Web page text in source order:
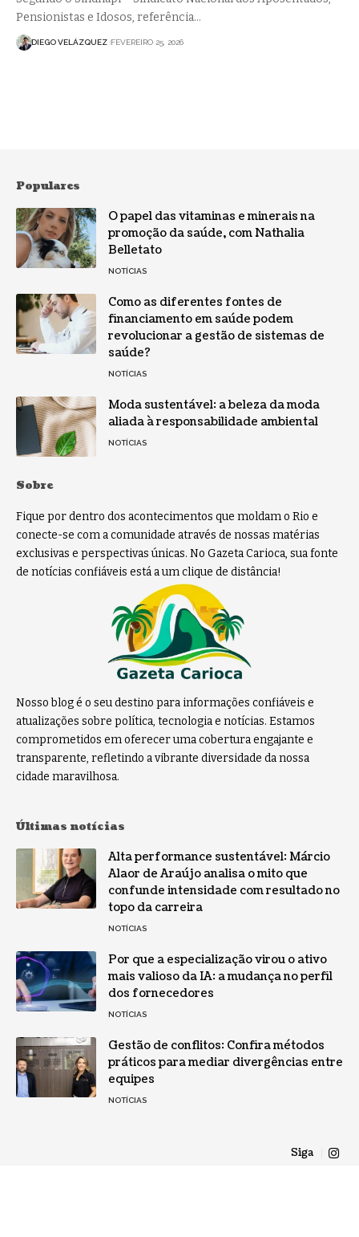
Pensionistas e Idosos, referência…
DIEGO VELÁZQUEZ FEVEREIRO 25, 2026
Populares
O papel das vitaminas e minerais na
promoção da saúde, com Nathalia
Belletato
NOTÍCIAS
Como as diferentes fontes de
financiamento em saúde podem
revolucionar a gestão de sistemas de
saúde?
NOTÍCIAS
Moda sustentável: a beleza da moda
aliada à responsabilidade ambiental
NOTÍCIAS
Sobre
Fique por dentro dos acontecimentos que moldam o Rio e
conecte-se com a comunidade através de nossas matérias
exclusivas e perspectivas únicas. No Gazeta Carioca, sua fonte
de notícias confiáveis está a um clique de distância!
Nosso blog é o seu destino para informações confiáveis e
atualizações sobre política, tecnologia e notícias. Estamos
comprometidos em oferecer uma cobertura engajante e
transparente, refletindo a vibrante diversidade da nossa
cidade maravilhosa.
Últimas notícias
Alta performance sustentável: Márcio
Alaor de Araújo analisa o mito que
confunde intensidade com resultado no
topo da carreira
NOTÍCIAS
Por que a especialização virou o ativo
mais valioso da IA: a mudança no perfil
dos fornecedores
NOTÍCIAS
Gestão de conflitos: Confira métodos
práticos para mediar divergências entre
equipes
NOTÍCIAS
Siga